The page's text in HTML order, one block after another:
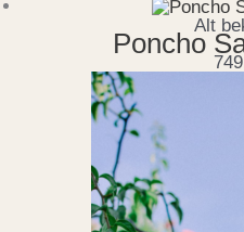
Alt
Poncho